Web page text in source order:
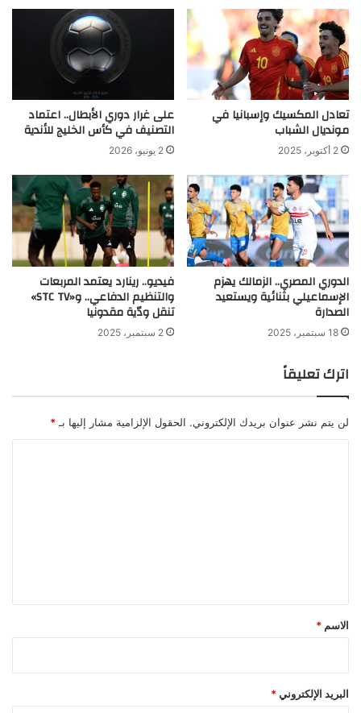
تعادل المكسيك وإسبانيا في
مونديال الشباب
2 أكتوبر، 2025
على غرار دوري الأبطال.. اعتماد
التصنيف في كأس الخليج للأندية
2 يونيو، 2026
الدوري المصري.. الزمالك يهزم
الإسماعيلي بثنائية ويستعيد
الصدارة
18 سبتمبر، 2025
فيديو.. رينارد يعتمد المربعات
والتنظيم الدفاعي.. و«STC TV»
تنقل ودّية مقدونيا
2 سبتمبر، 2025
اترك تعليقاً
لن يتم نشر عنوان بريدك الإلكتروني. الحقول الإلزامية مشار إليها بـ *
*
الاسم *
البريد الإلكتروني *